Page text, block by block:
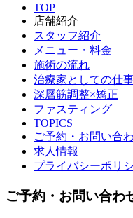
TOP
店舗紹介
スタッフ紹介
メニュー・料金
施術の流れ
治療家としての仕
深層筋調整×矯正
ファスティング
TOPICS
ご予約・お問い合
求人情報
プライバシーポリ
ご予約・お問い合わ